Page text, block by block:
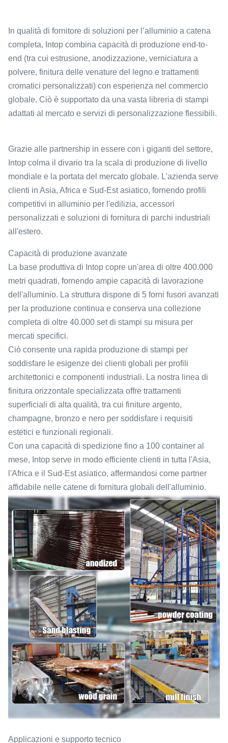
In qualità di fornitore di soluzioni per l’alluminio a catena
completa, Intop combina capacità di produzione end-to-
end (tra cui estrusione, anodizzazione, verniciatura a
polvere, finitura delle venature del legno e trattamenti
cromatici personalizzati) con esperienza nel commercio
globale. Ciò è supportato da una vasta libreria di stampi
adattati al mercato e servizi di personalizzazione flessibili.
Grazie alle partnership in essere con i giganti del settore,
Intop colma il divario tra la scala di produzione di livello
mondiale e la portata del mercato globale. L'azienda serve
clienti in Asia, Africa e Sud-Est asiatico, fornendo profili
competitivi in ​​alluminio per l'edilizia, accessori
personalizzati e soluzioni di fornitura di parchi industriali
all'estero.
Capacità di produzione avanzate
La base produttiva di Intop copre un'area di oltre 400.000
metri quadrati, fornendo ampie capacità di lavorazione
dell'alluminio. La struttura dispone di 5 forni fusori avanzati
per la produzione continua e conserva una collezione
completa di oltre 40.000 set di stampi su misura per
mercati specifici.
Ciò consente una rapida produzione di stampi per
soddisfare le esigenze dei clienti globali per profili
architettonici e componenti industriali. La nostra linea di
finitura orizzontale specializzata offre trattamenti
superficiali di alta qualità, tra cui finiture argento,
champagne, bronzo e nero per soddisfare i requisiti
estetici e funzionali regionali.
Con una capacità di spedizione fino a 100 container al
mese, Intop serve in modo efficiente clienti in tutta l'Asia,
l'Africa e il Sud-Est asiatico, affermandosi come partner
affidabile nelle catene di fornitura globali dell'alluminio.
Applicazioni e supporto tecnico